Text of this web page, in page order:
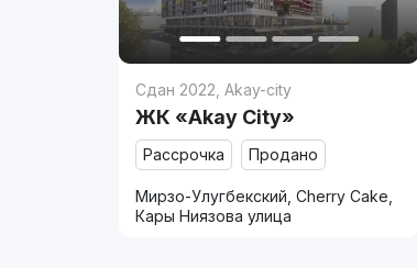
Сдан 2022 ,Akay-city
ЖК «Akay City»
Рассрочка Продано
Мирзо-Улугбекский, Cherry Cake,
Кары Ниязова улица